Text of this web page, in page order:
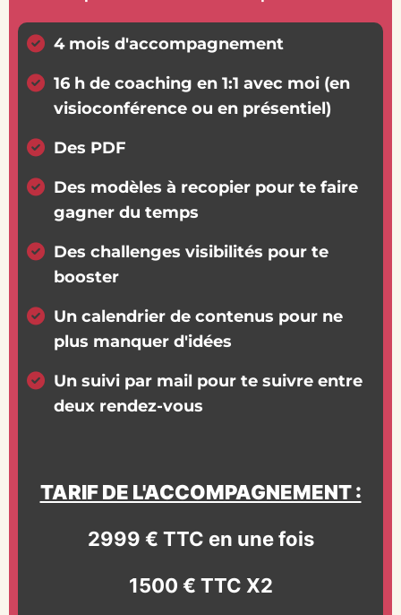
4 mois d'accompagnement
16 h de coaching en 1:1 avec moi (en
visioconférence ou en présentiel)
Des PDF
Des modèles à recopier pour te faire
gagner du temps
Des challenges visibilités pour te
booster
Un calendrier de contenus pour ne
plus manquer d'idées
Un suivi par mail pour te suivre entre
deux rendez-vous
TARIF DE L'ACCOMPAGNEMENT :
2999 € TTC en une fois
1500 € TTC X2